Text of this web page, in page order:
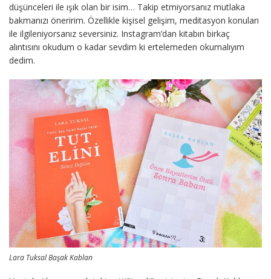
düşünceleri ile ışık olan bir isim… Takip etmiyorsanız mutlaka
bakmanızı öneririm. Özellikle kişisel gelişim, meditasyon konuları
ile ilgileniyorsanız seversiniz. Instagram’dan kitabın birkaç
alıntısını okudum o kadar sevdim ki ertelemeden okumalıyım
dedim.
Lara Tuksal Başak Kablan